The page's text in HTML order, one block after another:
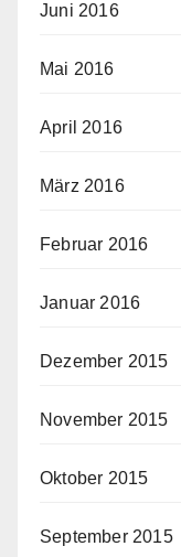
Juni 2016
Mai 2016
April 2016
März 2016
Februar 2016
Januar 2016
Dezember 2015
November 2015
Oktober 2015
September 2015